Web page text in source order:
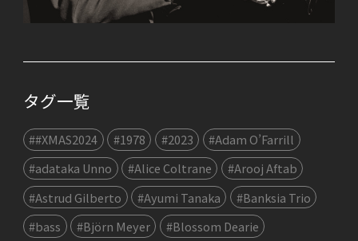
タグ一覧
##XMAS2024 #1978 #2023
#Adam O’Farrill
#adataka Unno
#Alice Coltrane
#Arooj Aftab
#Astrud Gilberto
#Ayumi Tanaka
#Banksia Trio
#bass
#Björn Meyer
#Blossom Dearie